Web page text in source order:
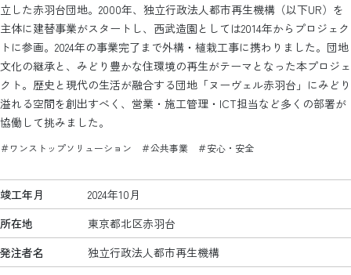
立した赤羽台団地。2000年、独立行政法人都市再生機構（以下UR）を
主体に建替事業がスタートし、西武造園としては2014年からプロジェク
トに参画。2024年の事業完了まで外構・植栽工事に携わりました。団地
文化の継承と、みどり豊かな住環境の再生がテーマとなった本プロジェ
クト。歴史と現代の生活が融合する団地「ヌーヴェル赤羽台」にみどり
溢れる空間を創出すべく、営業・施工管理・ICT担当など多くの部署が
協働して挑みました。
＃ワンストップソリューション ＃公共事業 ＃安心・安全
竣工年月
2024年10月
所在地
東京都北区赤羽台
発注者名
独立行政法人都市再生機構